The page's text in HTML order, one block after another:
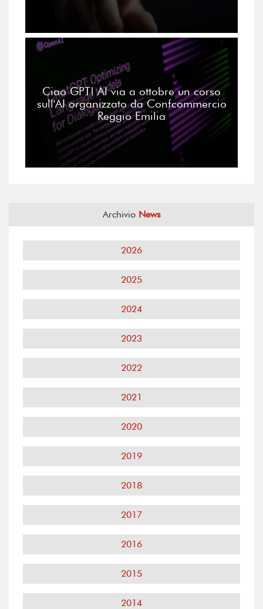
Ciao GPT! Al via a ottobre un corso
sull'AI organizzato da Confcommercio
Reggio Emilia
Archivio News
2026
2025
2024
2023
2022
2021
2020
2019
2018
2017
2016
2015
2014